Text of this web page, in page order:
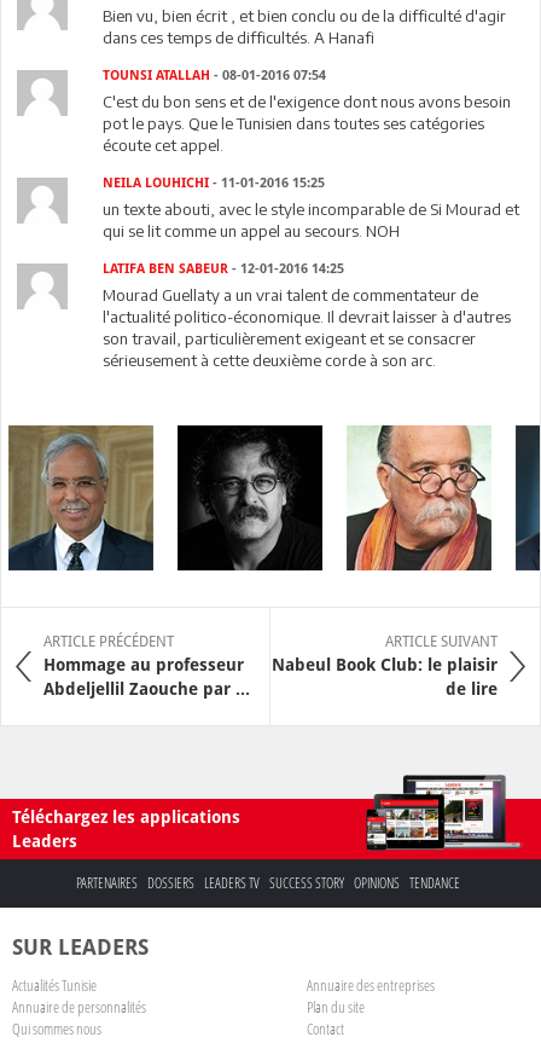
Bien vu, bien écrit , et bien conclu ou de la difficulté d'agir
dans ces temps de difficultés. A Hanafi
TOUNSI ATALLAH- 08-01-2016 07:54
C'est du bon sens et de l'exigence dont nous avons besoin
pot le pays. Que le Tunisien dans toutes ses catégories
écoute cet appel.
NEILA LOUHICHI - 11-01-2016 15:25
un texte abouti, avec le style incomparable de Si Mourad et
qui se lit comme un appel au secours. NOH
LATIFA BEN SABEUR - 12-01-2016 14:25
Mourad Guellaty a un vrai talent de commentateur de
l'actualité politico-économique. Il devrait laisser à d'autres
son travail, particulièrement exigeant et se consacrer
sérieusement à cette deuxième corde à son arc.
ARTICLE PRÉCÉDENT
Hommage au professeur
Abdeljellil Zaouche par ...
ARTICLE SUIVANT
Nabeul Book Club: le plaisir
de lire
Téléchargez les applications
Leaders
PARTENAIRES DOSSIERS LEADERS TV SUCCESS STORY OPINIONS TENDANCE
SUR LEADERS
Actualités Tunisie
Annuaire des entreprises
Annuaire de personnalités
Plan du site
Qui sommes nous
Contact